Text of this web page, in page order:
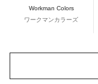
Workman Colors
ワークマンカラーズ